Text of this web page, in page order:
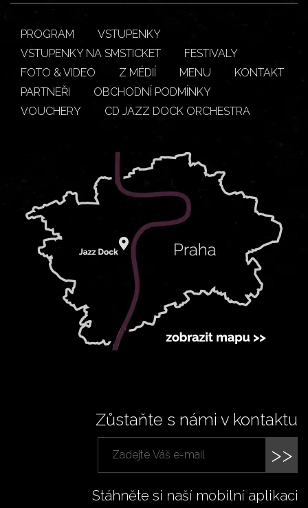
PROGRAM
VSTUPENKY
VSTUPENKY NA SMSTICKET
FESTIVALY
FOTO & VIDEO
Z MÉDIÍ MENU
KONTAKT
PARTNEŘI
OBCHODNÍ PODMÍNKY
VOUCHERY
CD JAZZ DOCK ORCHESTRA
Zůstaňte s námi v kontaktu
>>
Stáhněte si naší mobilní aplikaci